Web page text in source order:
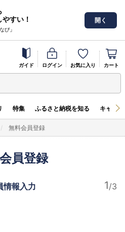
すい！
び」
開く
ガイド ログイン お気に入り カート
特集 ふるさと納税を知る キャン
無料会員登録
員登録
情報入力